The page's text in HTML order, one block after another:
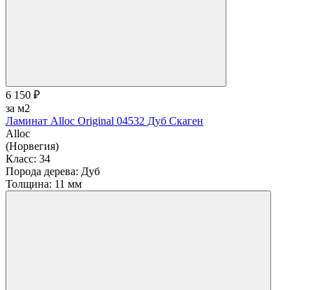
6 150 ₽
за м2
Ламинат Alloc Original 04532 Дуб Скаген
Alloc
(Норвегия)
Класс: 34
Порода дерева: Дуб
Толщина: 11 мм